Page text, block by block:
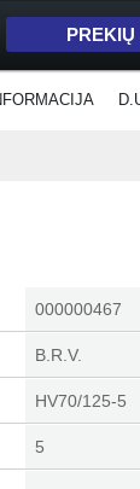
000000467
B.R.V.
HV70/125-5
5